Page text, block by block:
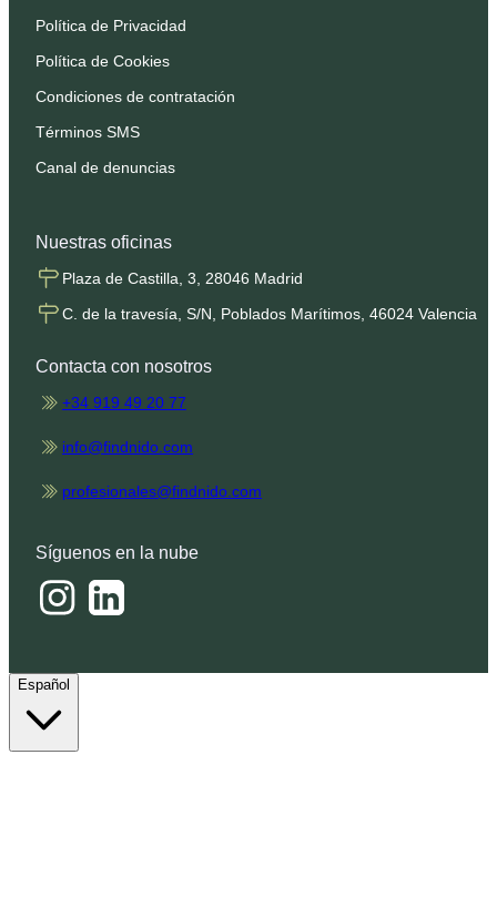
Política de Privacidad
Política de Cookies
Condiciones de contratación
Términos SMS
Canal de denuncias
Nuestras oficinas
Plaza de Castilla, 3, 28046 Madrid
C. de la travesía, S/N, Poblados Marítimos, 46024 Valencia
Contacta con nosotros
+34 919 49 20 77
info@findnido.com
profesionales@findnido.com
Síguenos en la nube
Español